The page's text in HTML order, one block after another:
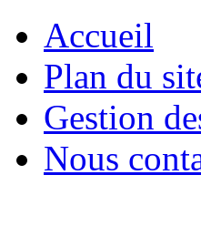
Accueil
Plan du
Gestion
Nous